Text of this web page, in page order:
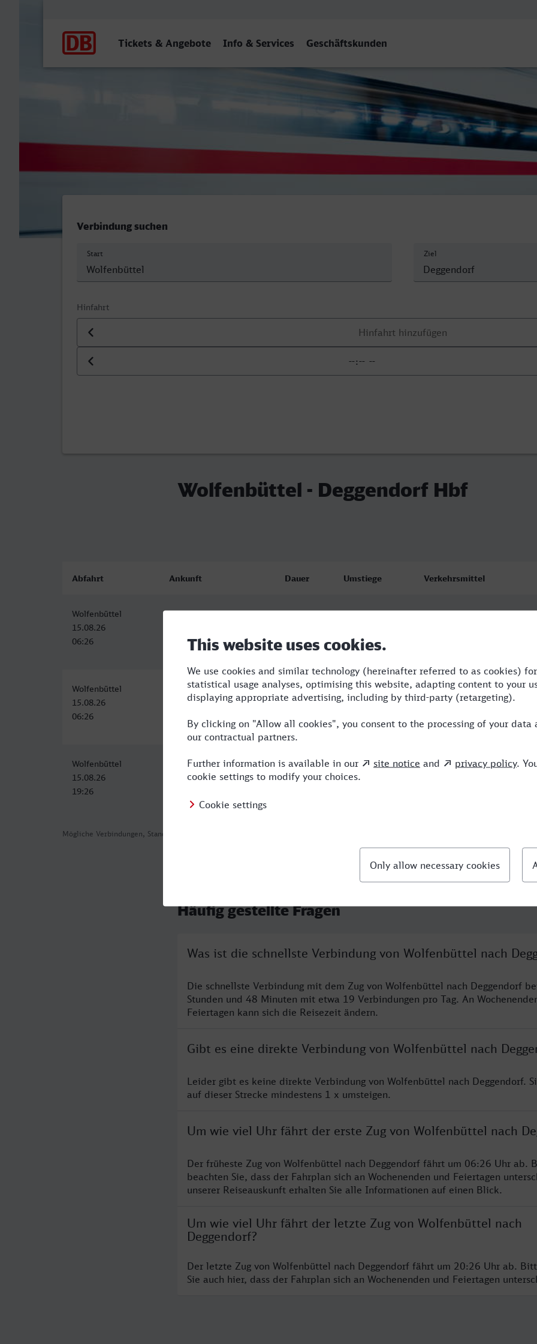
Tickets & Angebote Info & Services Geschäftskunden
Wolfenbüttel - Deggendorf Hbf
Verbindung suchen
Start Ziel
Hinfahrt
Datum der Hinfahrt
Uhrzeit der Hinfahrt
Wolfenbüttel - Deggendorf Hbf
Mögliche Verbindungen, Stand: 2026-08-01 04:15
Abfahrt Ankunft Dauer Umstiege Verkehrsmittel
Wolfenbüttel
15.08.26
06:26
Deggendorf Hbf
14:14
7:48 5 BUS,AG,WBA,ERX,ICE
Wolfenbüttel
15.08.26
06:26
Deggendorf Hbf
15.08.26
7:48 5 BUS,AG,WBA,ERX,ICE
Wolfenbüttel
15.08.26
19:26
Deggendorf Hbf
16.08.26
11:48 5 BUS,AG,WBA,ERX,ICE
Häufig gestellte Fragen
Was ist die schnellste Verbindung von Wolfenbüttel nach
Die schnellste Verbindung mit dem Zug von Wolfenbüttel nach Deggendorf
Stunden und 48 Minuten mit etwa 19 Verbindungen pro Tag. An
Feiertagen kann sich die Reisezeit ändern.
Gibt es eine direkte Verbindung von Wolfenbüttel nach
Leider gibt es keine direkte Verbindung von Wolfenbüttel nach Deggendorf.
auf dieser Strecke mindestens 1 x umsteigen.
Um wie viel Uhr fährt der erste Zug von Wolfenbüttel nach
Der früheste Zug von Wolfenbüttel nach Deggendorf fährt um 06:26 Uhr ab.
beachten Sie, dass der Fahrplan sich an Wochenenden und Feiertagen
unserer Reiseauskunft erhalten Sie alle Informationen auf einen Blick.
Um wie viel Uhr fährt der letzte Zug von Wolfenbüttel nach
Deggendorf?
Der letzte Zug von Wolfenbüttel nach Deggendorf fährt um 20:26 Uhr ab.
Sie auch hier, dass der Fahrplan sich an Wochenenden und Feiertagen